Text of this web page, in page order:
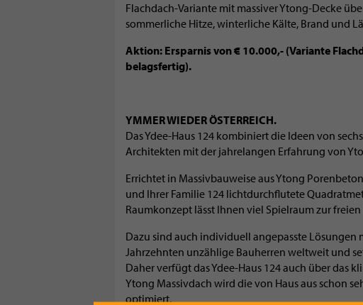
Flachdach-Variante mit massiver Ytong-Decke
sommerliche Hitze, winterliche Kälte, Brand und
Aktion: Ersparnis von € 10.000,- (Variante
belagsfertig).
YMMER WIEDER ÖSTERREICH.
Das Ydee-Haus 124 kombiniert die Ideen von
Architekten mit der jahrelangen Erfahrung von
Errichtet in Massivbauweise aus Ytong
und Ihrer Familie 124 lichtdurchflutete
Raumkonzept lässt Ihnen viel Spielraum zur
Dazu sind auch individuell angepasste
Jahrzehnten unzählige Bauherren weltweit und
Daher verfügt das Ydee-Haus 124 auch über das
Ytong Massivdach wird die von Haus aus schon
optimiert.